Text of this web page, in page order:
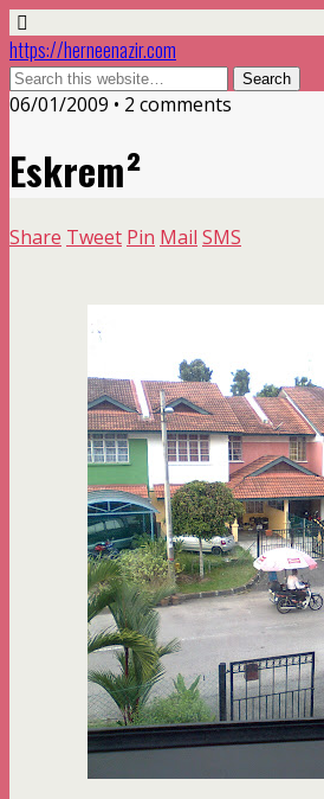
https://herneenazir.com
06/01/2009 • 2 comments
Eskrem²
Share Tweet Pin Mail SMS